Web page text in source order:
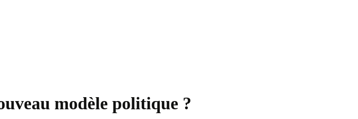
modèle politique ?